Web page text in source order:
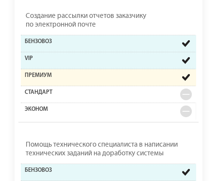
Создание рассылки отчетов заказчику
по электронной почте
Помощь технического специалиста в написании
технических заданий на доработку системы